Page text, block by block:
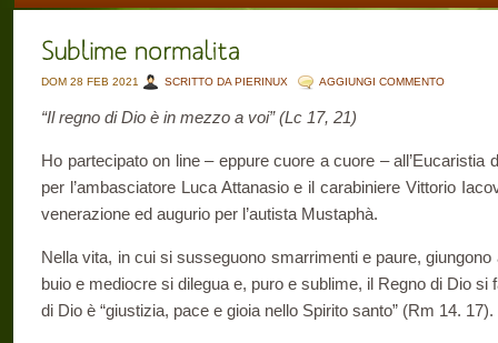
DOM 28 FEB 2021 SCRITTO DA PIERINUX AGGIUNGI COMMENTO
“Il regno di Dio è in mezzo a voi” (Lc 17, 21)
Ho partecipato on line – eppure cuore a cuore – all’Eucaristia
per l’ambasciatore Luca Attanasio e il carabiniere Vittorio
venerazione ed augurio per l’autista Mustaphà.
Nella vita, in cui si susseguono smarrimenti e paure,
buio e mediocre si dilegua e, puro e sublime, il Regno di Dio
di Dio è “giustizia, pace e gioia nello Spirito santo” (Rm 14. 17).